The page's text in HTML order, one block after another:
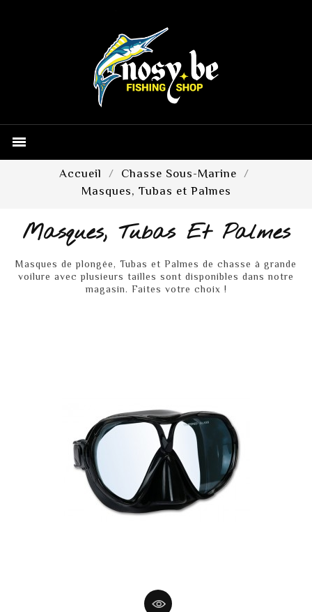

Accueil
Chasse Sous-Marine
Masques, Tubas et Palmes
Masques, Tubas Et Palmes
Masques de plongée, Tubas et Palmes de chasse à grande
voilure avec plusieurs tailles sont disponibles dans notre
magasin. Faites votre choix !